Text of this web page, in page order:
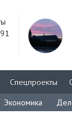
Спецпроекты
Экономика